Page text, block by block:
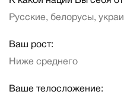
Русские, белорусы,
Ваш рост:
Ниже среднего
Ваше телосложение: